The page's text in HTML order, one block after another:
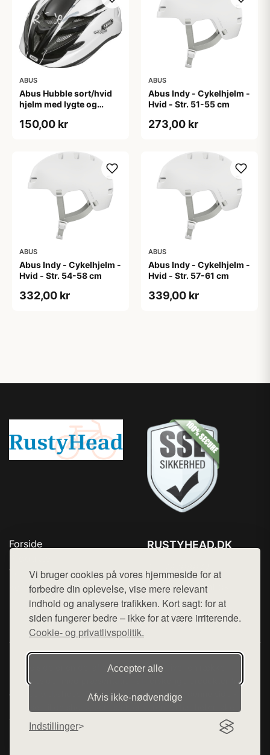
Vi bruger cookies på vores hjemmeside for at
forbedre din oplevelse, vise mere relevant
indhold og analysere trafikken. Kort sagt: for at
siden fungerer bedre – ikke for at være irriterende.
Cookie- og privatlivspolitik.
Accepter alle
Afvis ikke‑nødvendige
Indstillinger
ABUS
Abus Hubble sort/hvid
hjelm med lygte og
(Hjelmstørrelse: 46-52
150,00 kr
ABUS
Abus Indy - Cykelhjelm -
Hvid - Str. 51-55 cm
273,00 kr
ABUS
Abus Indy - Cykelhjelm -
Hvid - Str. 54-58 cm
332,00 kr
ABUS
Abus Indy - Cykelhjelm -
Hvid - Str. 57-61 cm
339,00 kr
Forside
Top Rabatter
Kontakt
RUSTYHEAD.DK
Mail: hej@want.dk
Cookie- og privatlivspolitik
Denne side er en del af want.dk, der udgiver en række
hjemmesider med præsentation af forskellige produkter fra
diverse webshops. Der sælges ikke varer fra denne side - vi
varerne på lager.